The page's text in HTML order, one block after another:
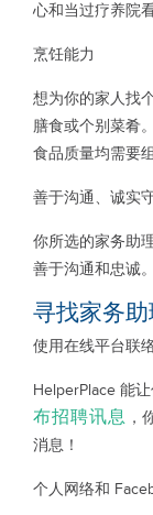
心和当过疗养院
烹饪能力
想为你的家人找
膳食或个别菜肴
食品质量均需要
善于沟通、诚实
你所选的家务助
善于沟通和忠诚。
寻找家务
使用在线平台联
HelperPlace 能
布招聘讯息 ，
消息！
个人网络和